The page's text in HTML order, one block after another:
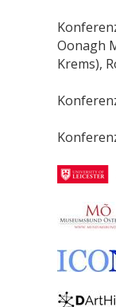
Oonagh
Krems),